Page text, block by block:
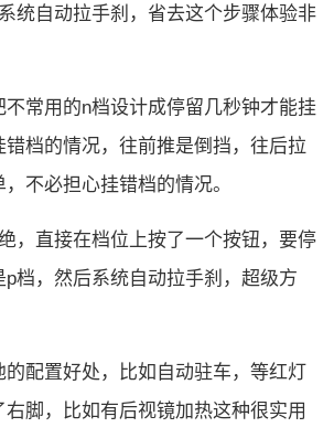
统自动拉手刹，省去这个步骤体验非
不常用的n档设计成停留几秒钟才能挂
错档的情况，往前推是倒挡，往后拉
不必担心挂错档的情况。
，直接在档位上按了一个按钮，要停
档，然后系统自动拉手刹，超级方
的配置好处，比如自动驻车，等红灯
脚，比如有后视镜加热这种很实用